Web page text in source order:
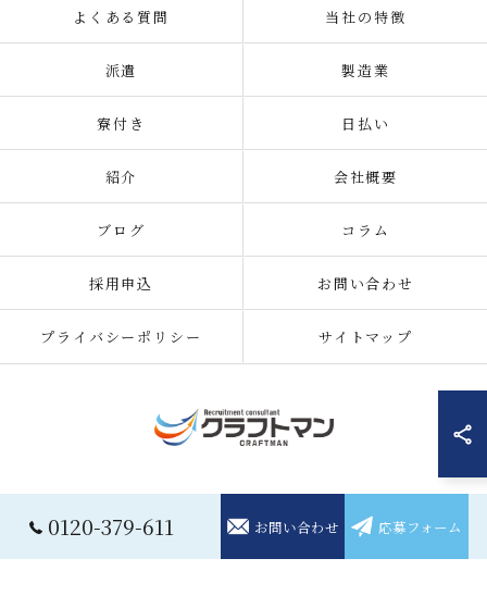
0120-379-611 お問い合わせ 応募フォーム
よくある質問 当社の特徴
派遣 製造業
寮付き 日払い
紹介 会社概要
ブログ コラム
採用申込 お問い合わせ
プライバシーポリシー サイトマップ
© 2026 住み込みの仕事の求人なら株式会社クラフトマン ALL RIGHTS
RESERVED.